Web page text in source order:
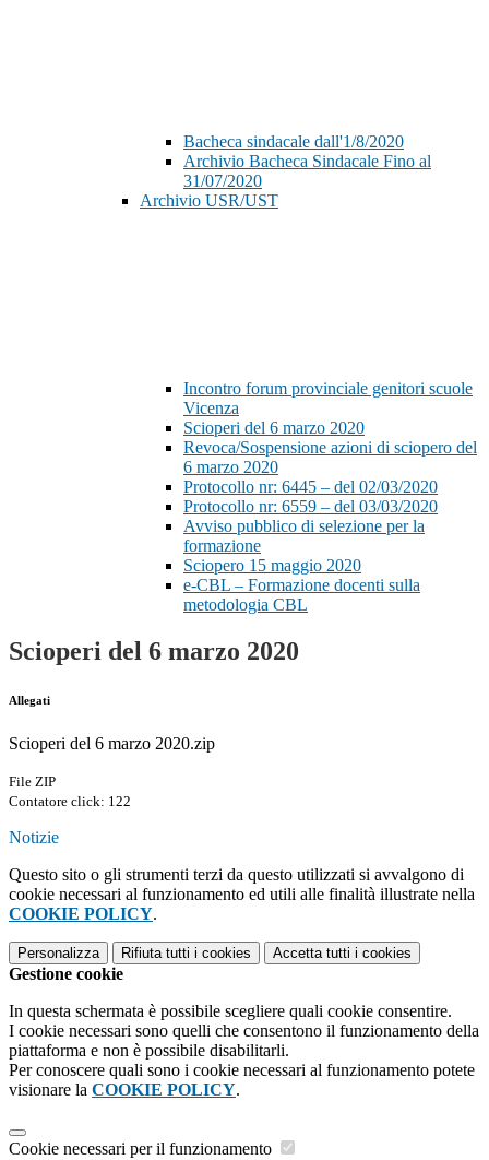
Bacheca sindacale dall'1/8/2020
Archivio Bacheca Sindacale Fino al
31/07/2020
Archivio USR/UST
Incontro forum provinciale genitori scuole
Vicenza
Scioperi del 6 marzo 2020
Revoca/Sospensione azioni di sciopero del
6 marzo 2020
Protocollo nr: 6445 – del 02/03/2020
Protocollo nr: 6559 – del 03/03/2020
Avviso pubblico di selezione per la
formazione
Sciopero 15 maggio 2020
e-CBL – Formazione docenti sulla
metodologia CBL
Scioperi del 6 marzo 2020
Allegati
Scioperi del 6 marzo 2020.zip
File ZIP
Contatore click: 122
Notizie
Questo sito o gli strumenti terzi da questo utilizzati si avvalgono di
cookie necessari al funzionamento ed utili alle finalità illustrate nella
COOKIE POLICY.
Personalizza Rifiuta tutti i cookies Accetta tutti i cookies
Gestione cookie
In questa schermata è possibile scegliere quali cookie consentire.
I cookie necessari sono quelli che consentono il funzionamento della
piattaforma e non è possibile disabilitarli.
Per conoscere quali sono i cookie necessari al funzionamento potete
visionare la COOKIE POLICY.
Cookie necessari per il funzionamento